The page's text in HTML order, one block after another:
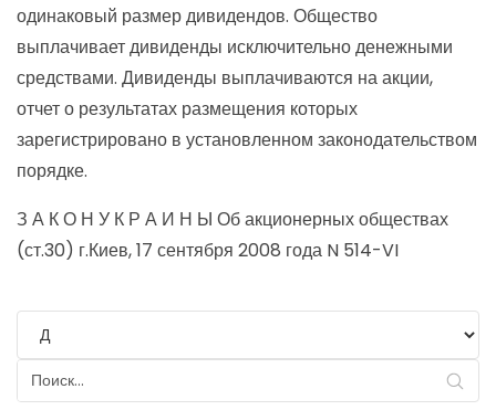
одинаковый размер дивидендов. Общество
выплачивает дивиденды исключительно денежными
средствами. Дивиденды выплачиваются на акции,
отчет о результатах размещения которых
зарегистрировано в установленном законодательством
порядке.
З А К О Н У К Р А И Н Ы Об акционерных обществах
(ст.30) г.Киев, 17 сентября 2008 года N 514-VI